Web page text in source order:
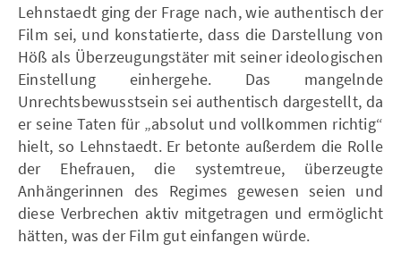
Lehnstaedt ging der Frage nach, wie authentisch der
Film sei, und konstatierte, dass die Darstellung von
Höß als Überzeugungstäter mit seiner ideologischen
Einstellung einhergehe. Das mangelnde
Unrechtsbewusstsein sei authentisch dargestellt, da
er seine Taten für „absolut und vollkommen richtig“
hielt, so Lehnstaedt. Er betonte außerdem die Rolle
der Ehefrauen, die systemtreue, überzeugte
Anhängerinnen des Regimes gewesen seien und
diese Verbrechen aktiv mitgetragen und ermöglicht
hätten, was der Film gut einfangen würde.